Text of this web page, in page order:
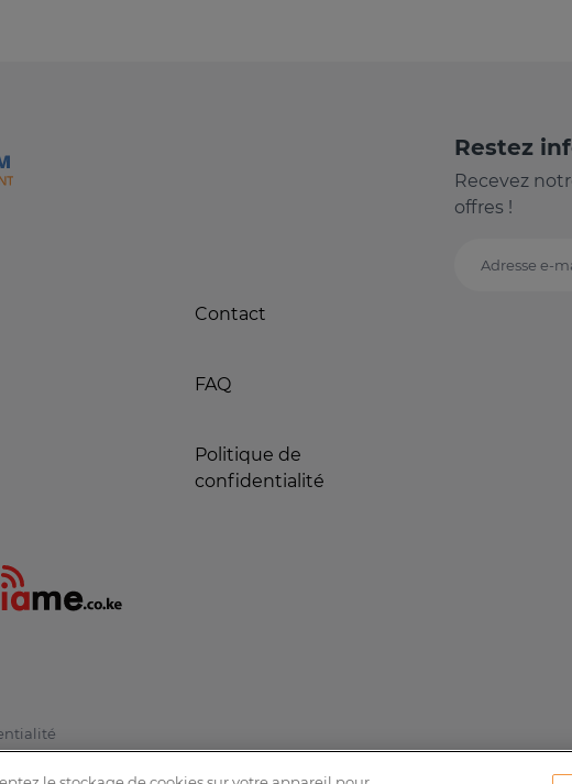
Contact
FAQ
Politique de
confidentialité
Restez
Recevez
offres !
Adresse e-